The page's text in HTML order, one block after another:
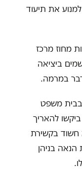
את תיעוד
מחוז מרכז
ביציאה
במרמה.
בבית משפט
להאריך
בקשירת
הנאה בניהן